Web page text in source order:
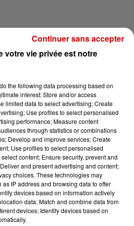
vous invite à
Xperiences !
- Gagnez votre balade
ski !
Voir plus
Massol, figure
de
votre vie privée est notre
do the following data processing based on
interest: Store and/or access
limited data to select advertising; Create
Use profiles to select personalised
performance; Measure content
through statistics or combinations
Develop and improve services; Create
Use profiles to select personalised
content; Ensure security, prevent and
and present advertising and content;
choices. These technologies may
IP address and browsing data to offer
devices based on information actively
data; Match and combine data from
devices; Identify devices based on
Continuer sans accepter